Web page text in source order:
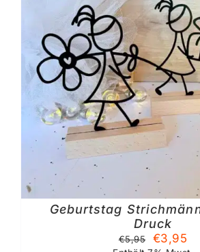
Geburtstag
Druck
€5,95 €3,95